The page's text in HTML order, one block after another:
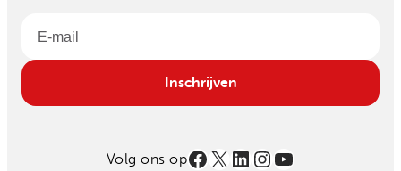
Email
Inschrijven
Volg ons opFacebook
X LinkedIn
Instagram
YouTube